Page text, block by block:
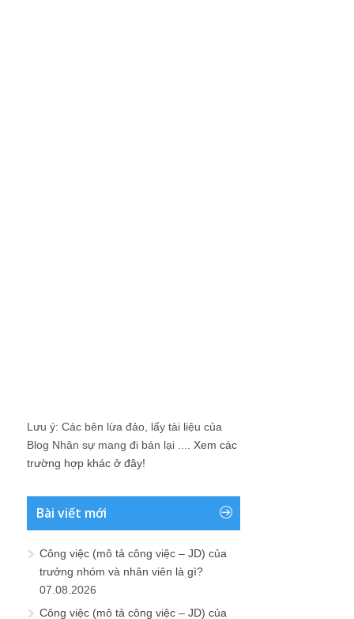
Lưu ý: Các bên lừa đảo, lấy tài liệu của
Blog Nhân sự mang đi bán lại .... Xem các
trường hợp khác ở đây!
Bài viết mới
Công việc (mô tả công việc – JD) của
trưởng nhóm và nhân viên là gì?
07.08.2026
Công việc (mô tả công việc – JD) của